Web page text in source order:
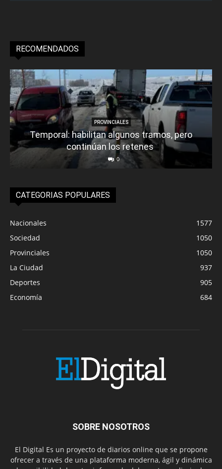
RECOMENDADOS
PROVINCIALES
Temporal: habilitan algunos tramos, pero
continúan los retenes
0
CATEGORIAS POPULARES
Nacionales
1577
Sociedad
1050
Provinciales
1050
La Ciudad
937
Deportes
905
Economía
684
SOBRE NOSOTROS
El Digital Es un proyecto de diarios online que se propone
ofrecer a través de una plataforma moderna, ágil y dinámica